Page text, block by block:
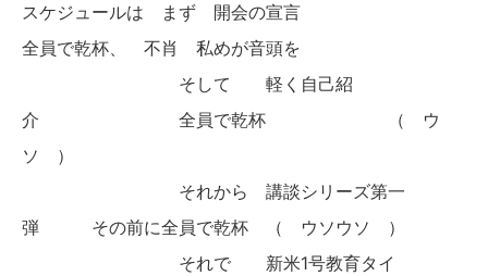
スケジュールは まず 開会の宣言
全員で乾杯、 不肖 私めが音頭を
そして 軽く自己紹
介 全員で乾杯 （ ウ
ソ ）
それから 講談シリーズ第一
弾 その前に全員で乾杯 （ ウソウソ ）
それで 新米1号教育タイ